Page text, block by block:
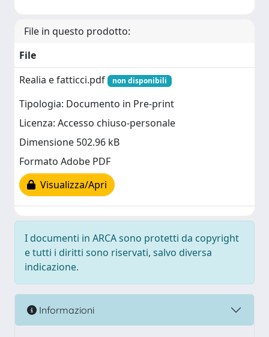
File in questo prodotto:
File
Realia e fatticci.pdf
non disponibili
Tipologia: Documento in Pre-print
Licenza: Accesso chiuso-personale
Dimensione 502.96 kB
Formato Adobe PDF
Visualizza/Apri
I documenti in ARCA sono protetti da copyright
e tutti i diritti sono riservati, salvo diversa
indicazione.
Informazioni